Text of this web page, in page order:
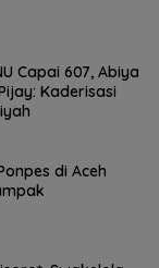
Capai 607, Abiya
Kaderisasi
di Aceh